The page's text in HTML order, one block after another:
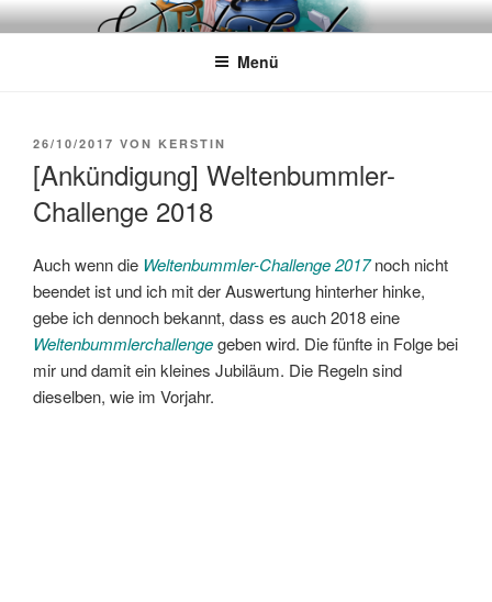
Zum
InhaltWÖRTERKATZE
Von Büchern erzählen
Menü
VERÖFFENTLICHT
26/10/2017 VON KERSTIN
[Ankündigung] Weltenbummler-
Challenge 2018
Auch wenn die Weltenbummler-Challenge 2017noch nicht
beendet ist und ich mit der Auswertung hinterher hinke,
gebe ich dennoch bekannt, dass es auch 2018 eine
Weltenbummlerchallengegeben wird. Die fünfte in Folge bei
mir und damit ein kleines Jubiläum. Die Regeln sind
dieselben, wie im Vorjahr.